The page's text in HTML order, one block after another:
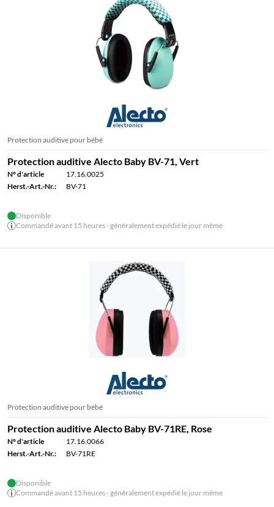
Protection auditive pour bébé
Protection auditive Alecto Baby BV-71, Vert
N° d'article
17.16.0025
Herst.-Art.-Nr.:
BV-71
Disponible
Commandé avant 15 heures - généralement expédié le jour même
Protection auditive pour bébé
Protection auditive Alecto Baby BV-71RE, Rose
N° d'article
17.16.0066
Herst.-Art.-Nr.:
BV-71RE
Disponible
Commandé avant 15 heures - généralement expédié le jour même